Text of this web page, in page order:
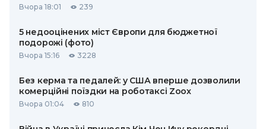
Вчора 18:01 239
5 недооцінених міст Європи для бюджетної
подорожі (фото)
Вчора 15:16 3228
Без керма та педалей: у США вперше дозволили
комерційні поїздки на роботаксі Zoox
Вчора 01:04 810